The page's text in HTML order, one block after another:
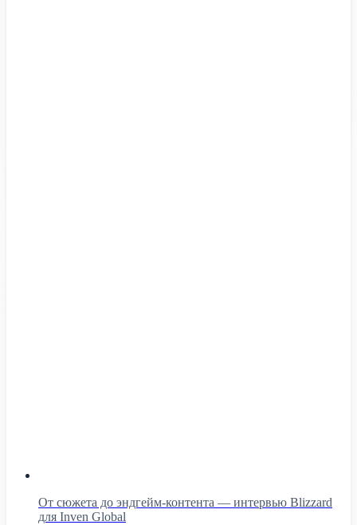
От сюжета до эндгейм-контента — интервью Blizzard
для Inven Global